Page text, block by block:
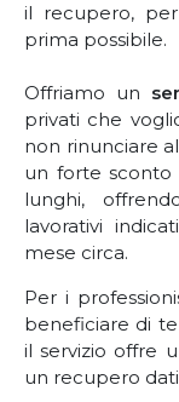
il recupero,
prima possibile.
Offriamo un
privati che
non rinunciare
un forte
lunghi,
lavorativi
mese circa.
Per i
beneficiare di
il servizio offre
un recupero